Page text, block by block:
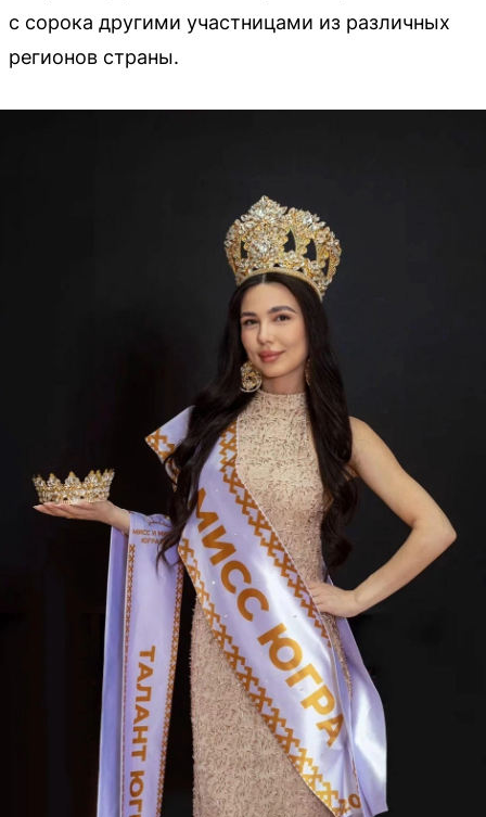
с сорока другими участницами из различных
регионов страны.